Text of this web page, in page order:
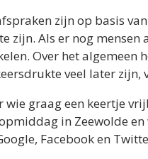
zijn op basis
zijn. Als er nog mensen
Over het algemeen
veel later zijn,
wie graag een keertje
in Zeewolde en
Facebook en